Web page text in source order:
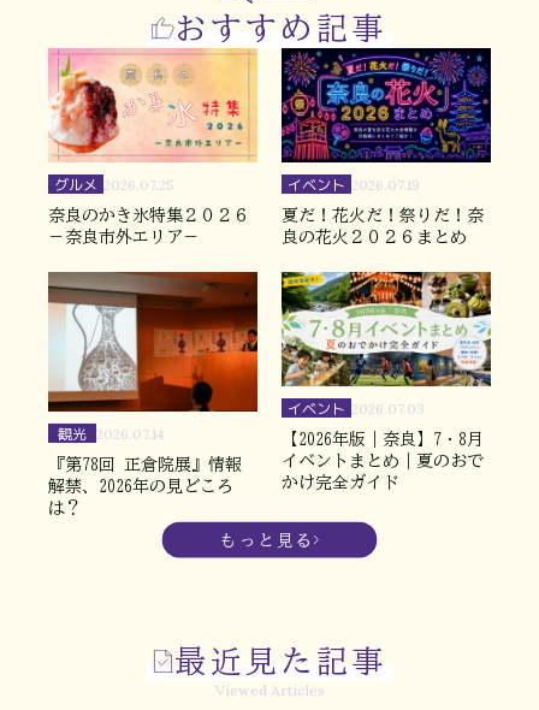
おすすめ記事
グルメ 2026.07.25
奈良のかき氷特集２０２６
－奈良市外エリア－
イベント 2026.07.19
夏だ！花火だ！祭りだ！奈
良の花火２０２６まとめ
観光 2026.07.14
『第78回 正倉院展』情報
解禁、2026年の見どころ
は？
イベント 2026.07.03
【2026年版｜奈良】7・8月
イベントまとめ｜夏のおで
かけ完全ガイド
もっと見る
最近見た記事
Viewed Articles